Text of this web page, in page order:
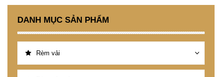
DANH MỤC SẢN PHẨM
Rèm vải